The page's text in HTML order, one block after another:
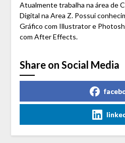
Atualmente trabalha na área de
Digital na Area Z. Possui
Gráfico com Illustrator e
com After Effects.
Share on Social Media